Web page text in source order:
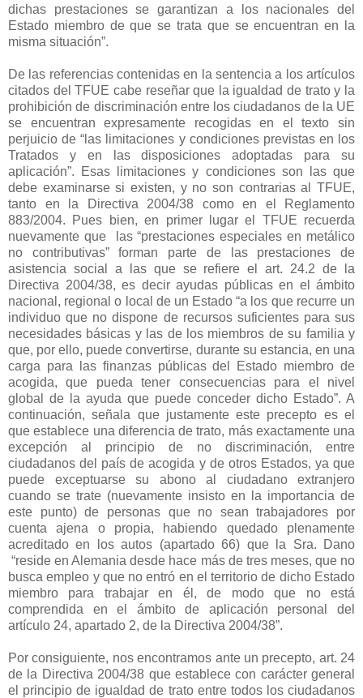
dichas prestaciones se garantizan a los nacionales del
Estado miembro de que se trata que se encuentran en la
misma situación”.
De las referencias contenidas en la sentencia a los artículos
citados del TFUE cabe reseñar que la igualdad de trato y la
prohibición de discriminación entre los ciudadanos de la UE
se encuentran expresamente recogidas en el texto sin
perjuicio de “las limitaciones y condiciones previstas en los
Tratados y en las disposiciones adoptadas para su
aplicación”. Esas limitaciones y condiciones son las que
debe examinarse si existen, y no son contrarias al TFUE,
tanto en la Directiva 2004/38 como en el Reglamento
883/2004. Pues bien, en primer lugar el TFUE recuerda
nuevamente que
las “prestaciones especiales en metálico
no contributivas” forman parte de las prestaciones de
asistencia social a las que se refiere el art. 24.2 de la
Directiva 2004/38, es decir ayudas públicas en el ámbito
nacional, regional o local de un Estado “a los que recurre un
individuo que no dispone de recursos suficientes para sus
necesidades básicas y las de los miembros de su familia y
que, por ello, puede convertirse, durante su estancia, en una
carga para las finanzas públicas del Estado miembro de
acogida, que pueda tener consecuencias para el nivel
global de la ayuda que puede conceder dicho Estado”. A
continuación, señala que justamente este precepto es el
que establece una diferencia de trato, más exactamente una
excepción al principio de no discriminación, entre
ciudadanos del país de acogida y de otros Estados, ya que
puede exceptuarse su abono al ciudadano extranjero
cuando se trate (nuevamente insisto en la importancia de
este punto) de personas que no sean trabajadores por
cuenta ajena o propia, habiendo quedado plenamente
acreditado en los autos (apartado 66) que la Sra. Dano
“reside en Alemania desde hace más de tres meses, que no
busca empleo y que no entró en el territorio de dicho Estado
miembro para trabajar en él, de modo que no está
comprendida en el ámbito de aplicación personal del
artículo 24, apartado 2, de la Directiva 2004/38”.
Por consiguiente, nos encontramos ante un precepto, art. 24
de la Directiva 2004/38 que establece con carácter general
el principio de igualdad de trato entre todos los ciudadanos